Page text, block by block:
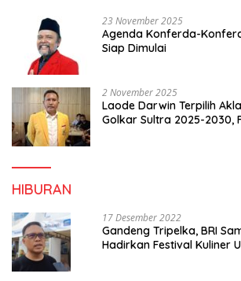
23 November 2025
Agenda Konferda-
Siap Dimulai
2 November 2025
Laode Darwin Terpilih
Golkar Sultra 2025-2030,
HIBURAN
17 Desember 2022
Gandeng Tripelka, BRI
Hadirkan Festival Kuliner